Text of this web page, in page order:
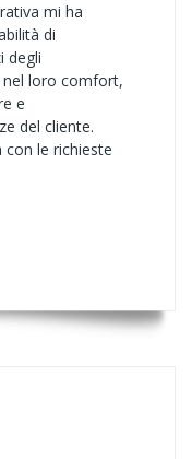
mi ha
di
degli
loro comfort,
e
del cliente.
con le richieste